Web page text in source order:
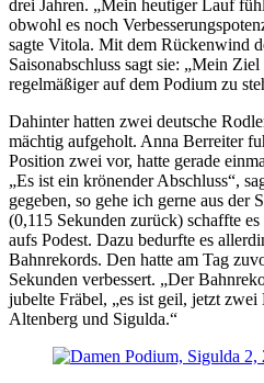
drei Jahren. „Mein heutiger Lauf
obwohl es noch
sagte Vitola. Mit dem Rückenwind
Saisonabschluss sagt sie: „Mein
regelmäßiger auf dem Podium zu
Dahinter hatten zwei deutsche
mächtig aufgeholt. Anna Berreiter
Position zwei vor, hatte gerade
„Es ist ein krönender Abschluss“,
gegeben, so gehe ich gerne aus der
(0,115 Sekunden zurück) schaffte
aufs Podest. Dazu bedurfte es
Bahnrekords. Den hatte am Tag
Sekunden verbessert. „Der
jubelte Fräbel, „es ist geil, jetzt
Altenberg und Sigulda.“